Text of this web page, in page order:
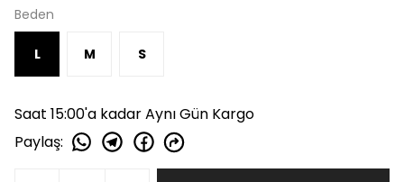
Beden
L M S
Saat 15:00'a kadar Aynı Gün Kargo
Paylaş: